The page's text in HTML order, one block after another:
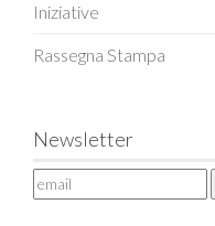
Iniziative
Rassegna Stampa
Newsletter